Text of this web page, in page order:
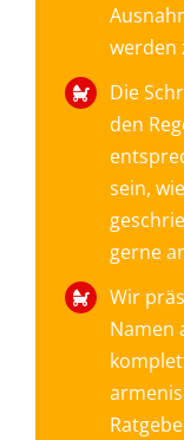
werden
Die
den
sein,
gerne
Wir
Namen